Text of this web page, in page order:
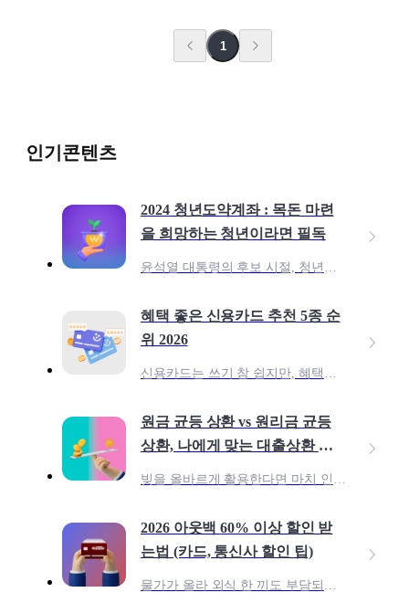
1
인기콘텐츠
2024 청년도약계좌 : 목돈 마련
을 희망하는 청년이라면 필독
혜택 좋은 신용카드 추천 5종 순
위 2026
원금 균등 상환 vs 원리금 균등
상환, 나에게 맞는 대출상환 전
2026 아웃백 60% 이상 할인 받
는법 (카드, 통신사 할인 팁)